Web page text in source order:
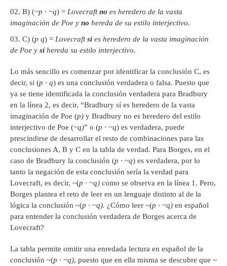
B) (~p · ~q) = Lovecraftno es heredero de la vasta
imaginación de Poe y no hereda de su estilo interjectivo.
C) (p q) = Lovecraftsíes heredero de la vasta imaginación
de Poe y síhereda su estilo interjectivo.
Lo más sencillo es comenzar por identificar la conclusión C, es
decir, si (p · q) es una conclusión verdadera o falsa. Puesto que
ya se tiene identificada la conclusión verdadera para Bradbury
en la línea 2, es decir, “Bradbury sí es heredero de la vasta
imaginación de Poe (p) y Bradbury no es heredero del estilo
interjectivo de Poe (~q)” o (p · ~q) es verdadera, puede
prescindirse de desarrollar el resto de combinaciones para las
conclusiones A, B y C en la tabla de verdad. Para Borges, en el
caso de Bradbury la conclusión (p · ~q) es verdadera, por lo
tanto la negación de esta conclusión sería la verdad para
Lovecraft, es decir, ~(p · ~q) como se observa en la línea 1. Pero,
Borges plantea el reto de leer en un lenguaje distinto al de la
lógica la conclusión ~(p · ~q). ¿Cómo leer ~(p · ~q) en español
para entender la conclusión verdadera de Borges acerca de
Lovecraft?
La tabla permite omitir una enredada lectura en español de la
conclusión ~(p · ~q), puesto que en ella misma se descubre que ~